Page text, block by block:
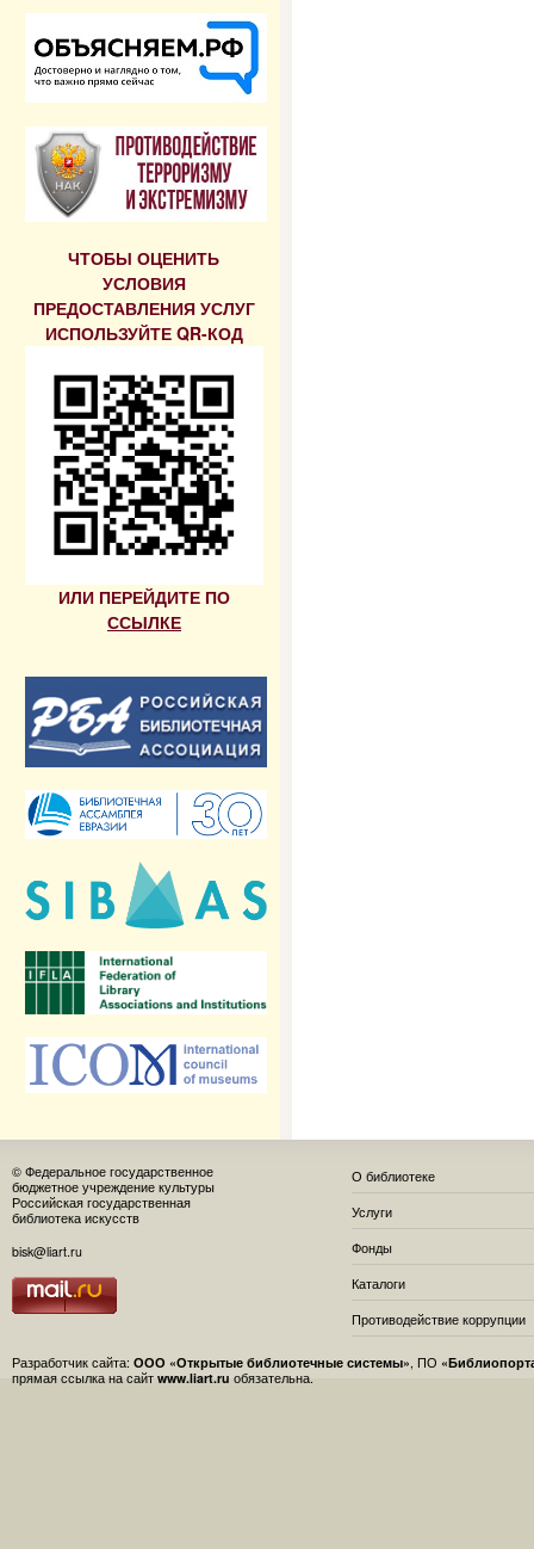
ЧТОБЫ ОЦЕНИТЬ
УСЛОВИЯ
ПРЕДОСТАВЛЕНИЯ УСЛУГ
ИСПОЛЬЗУЙТЕ QR-КОД
ИЛИ ПЕРЕЙДИТЕ ПО
ССЫЛКЕ
© Федеральное государственное
бюджетное учреждение культуры
Российская государственная
библиотека искусств
bisk@liart.ru
О библиотеке
Услуги
Фонды
Каталоги
Противодействие коррупции
Разработчик сайта: ООО «Открытые библиотечные системы» , ПО
прямая ссылка на сайт www.liart.ru обязательна.